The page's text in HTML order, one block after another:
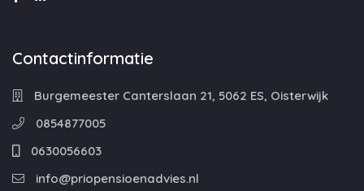
Contactinformatie
Burgemeester Canterslaan 21, 5062 ES, Oisterwijk
0854877005
0630056603
info@priopensioenadvies.nl